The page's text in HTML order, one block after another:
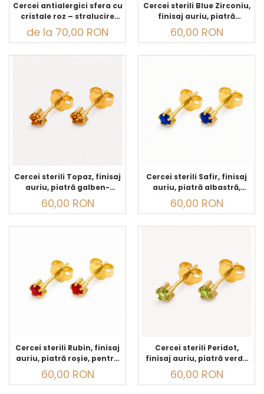
Cercei antialergici sfera cu
cristale roz – stralucire
delicata
de la 70,00 RON
Cercei sterili Blue Zirconiu,
finisaj auriu, piatră
albastru-verzui, pentru
găurirea urechilor și
60,00 RON
Cercei sterili Topaz, finisaj
auriu, piatră galben-
portocalie, pentru găurirea
urechilor și purtare zilnică
60,00 RON
Cercei sterili Safir, finisaj
auriu, piatră albastră,
pentru găurirea urechilor
și purtare zilnică
60,00 RON
Cercei sterili Rubin, finisaj
auriu, piatră roșie, pentru
găurirea urechilor și
purtare zilnică
60,00 RON
Cercei sterili Peridot,
finisaj auriu, piatră verde
deschis, pentru găurirea
urechilor și purtare zilnică
60,00 RON